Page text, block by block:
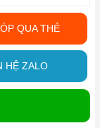
QUA THẺ
HỆ ZALO